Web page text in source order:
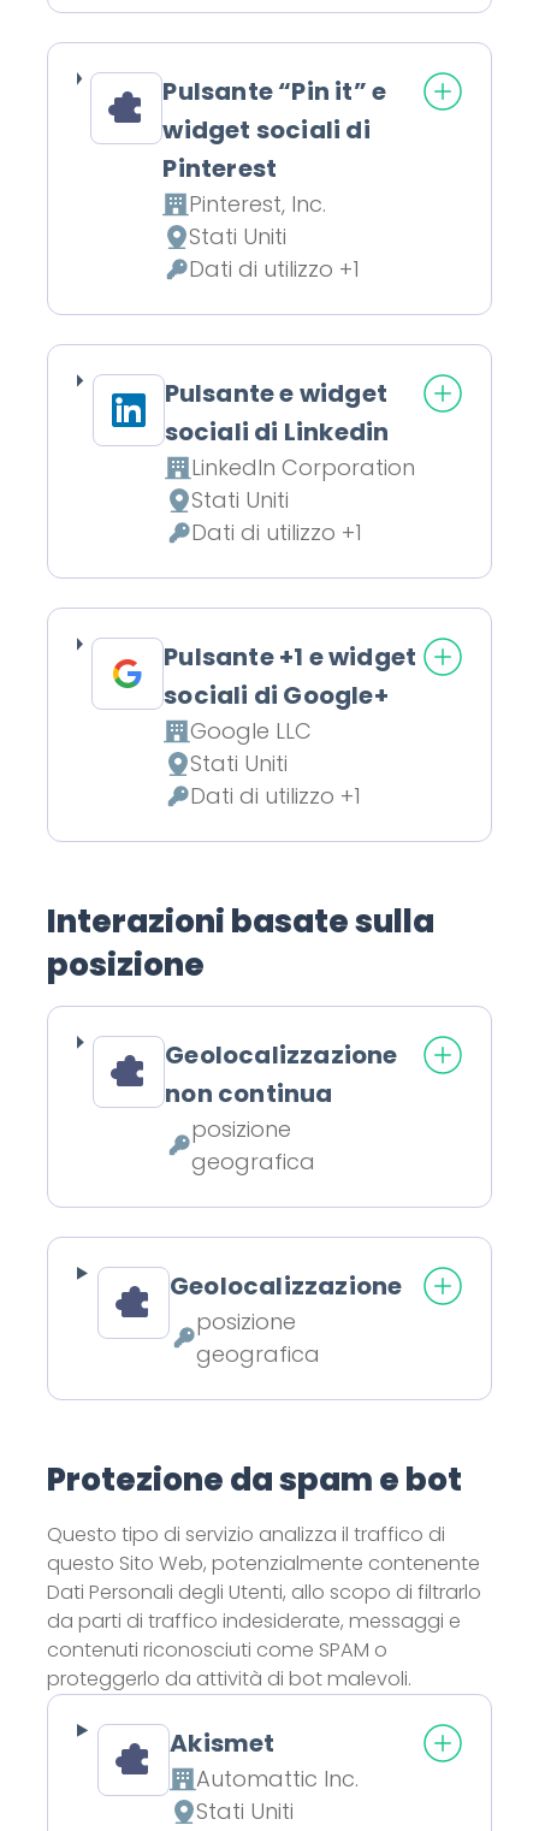
Pulsante “Pin it” e
widget sociali di
Pinterest
Azienda:
Pinterest, Inc.
Luogo del trattamento:
Stati Uniti
Dati Personali trattati:
Dati di utilizzo +1
Pulsante e widget
sociali di Linkedin
Azienda:
LinkedIn Corporation
Luogo del trattamento:
Stati Uniti
Dati Personali trattati:
Dati di utilizzo +1
Pulsante +1 e widget
sociali di Google+
Azienda:
Google LLC
Luogo del trattamento:
Stati Uniti
Dati Personali trattati:
Dati di utilizzo +1
Interazioni basate sulla
posizione
Geolocalizzazione
non continua
Dati Personali trattati:
posizione
geografica
Geolocalizzazione
Dati Personali trattati:
posizione
geografica
Protezione da spam e bot
Questo tipo di servizio analizza il traffico di
questo Sito Web, potenzialmente contenente
Dati Personali degli Utenti, allo scopo di filtrarlo
da parti di traffico indesiderate, messaggi e
contenuti riconosciuti come SPAM o
proteggerlo da attività di bot malevoli.
Akismet
Azienda:
Automattic Inc.
Stati Uniti